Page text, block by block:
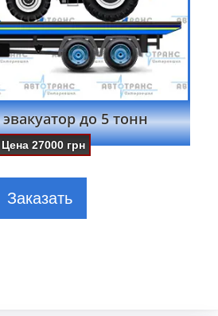
до 5 тонн
Цена27000 грн
Заказать